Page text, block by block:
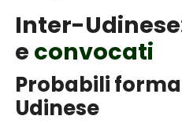
Inter-
e convocati
Probabili
Udinese